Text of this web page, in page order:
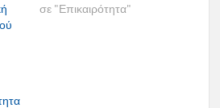
σε "Επικαιρότητα"